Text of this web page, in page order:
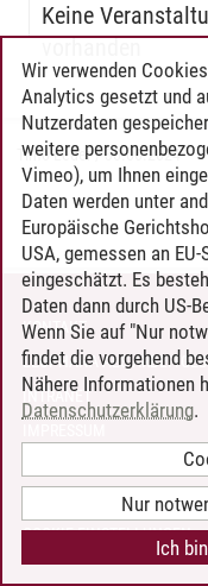
Keine
vorhanden
Timo Leder/30.06.2024
KONTAKT
LEUPHANA ALS
INTRANET
BARRIEREFREIHEIT
COOKIE-EINSTELLUNGEN
Wir verwenden
Analytics gesetzt und
Nutzerdaten
weitere
Vimeo), um Ihnen
Daten werden unter
Europäische
USA, gemessen an
eingeschätzt. Es
Daten dann durch US-
Wenn Sie auf "Nur
findet die vorgehend
Nähere Informationen
Datenschutzerklärung.
Nur
Ich